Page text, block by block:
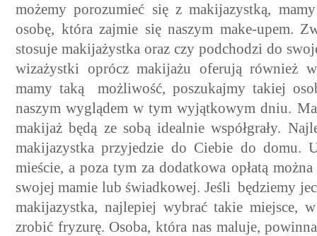
możemy porozumieć się z makijazystką,
osobę, która zajmie się naszym make-upem.
stosuje makijażystka oraz czy podchodzi do
wizażystki oprócz makijażu oferują również
mamy taką możliwość, poszukajmy takiej
naszym wyglądem w tym wyjątkowym dniu.
makijaż będą ze sobą idealnie współgrały.
makijazystka przyjedzie do Ciebie do domu.
mieście, a poza tym za dodatkowa opłatą
swojej mamie lub świadkowej. Jeśli będziemy
makijazystka, najlepiej wybrać takie miejsce,
zrobić fryzurę. Osoba, która nas maluje,